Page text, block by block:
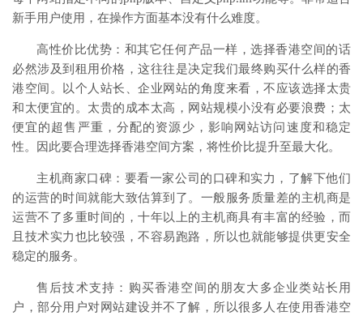
新手用户使用，在操作方面基本没有什么难度。
高性价比优势：和其它任何产品一样，选择香港空间的话
必然涉及到租用价格，这往往是决定我们最终购买什么样的香
港空间。以个人站长、企业网站的角度来看，不应该选择太贵
和太便宜的。太贵的成本太高，网站规模小没有必要浪费；太
便宜的超售严重，分配的资源少，影响网站访问速度和稳定
性。因此要合理选择香港空间方案，将性价比提升至最大化。
主机商家口碑：要看一家公司的口碑和实力，了解下他们
的运营的时间就能大致估算到了。一般服务质量差的主机商是
运营不了多重时间的，十年以上的主机商具有丰富的经验，而
且技术实力也比较强，不容易跑路，所以也就能够提供更安全
稳定的服务。
售后技术支持：购买香港空间的朋友大多企业类站长用
户，部分用户对网站建设并不了解，所以很多人在使用香港空